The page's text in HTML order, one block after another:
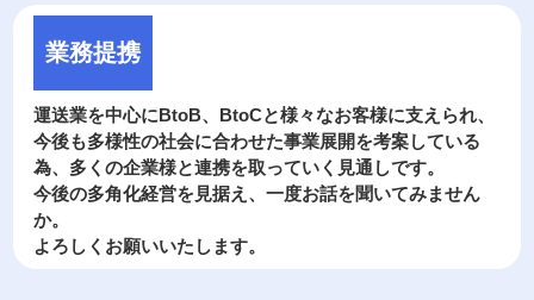
業務提携
運送業を中心にBtoB、BtoCと様々なお客様に支えられ、
今後も多様性の社会に合わせた事業展開を考案している
為、多くの企業様と連携を取っていく見通しです。
今後の多角化経営を見据え、一度お話を聞いてみません
か。
よろしくお願いいたします。